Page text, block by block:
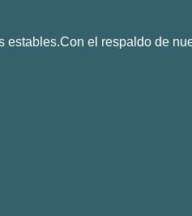
el respaldo de